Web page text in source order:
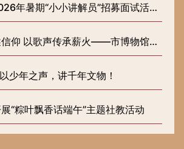
暑期“小小讲解员”招募面试活动圆满落幕
声传承薪火——市博物馆开展《歌声里的长征路》 微宣讲活动
少年之声，讲千年文物！
“粽叶飘香话端午”主题社教活动